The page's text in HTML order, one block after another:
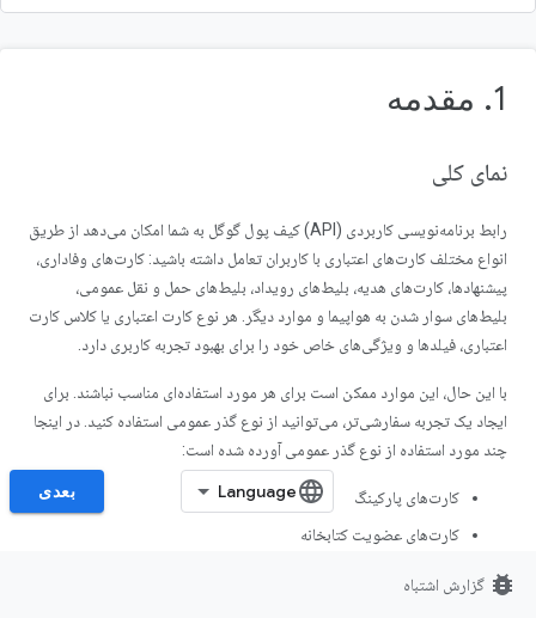
1. مقدمه
نمای کلی
رابط برنامه‌نویسی کاربردی (API) کیف پول گوگل به شما امکان می‌دهد از طریق
انواع مختلف کارت‌های اعتباری با کاربران تعامل داشته باشید: کارت‌های وفاداری،
پیشنهادها، کارت‌های هدیه، بلیط‌های رویداد، بلیط‌های حمل و نقل عمومی،
بلیط‌های سوار شدن به هواپیما و موارد دیگر. هر نوع کارت اعتباری یا کلاس کارت
اعتباری، فیلدها و ویژگی‌های خاص خود را برای بهبود تجربه کاربری دارد.
با این حال، این موارد ممکن است برای هر مورد استفاده‌ای مناسب نباشند. برای
ایجاد یک تجربه سفارشی‌تر، می‌توانید از نوع گذر عمومی استفاده کنید. در اینجا
چند مورد استفاده از نوع گذر عمومی آورده شده است:
کارت‌های پارکینگ
کارت‌های عضویت کتابخانه
بعدی
bug_report گزارش اشتباه